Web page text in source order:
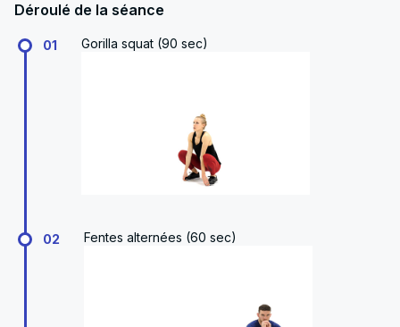
Déroulé de la séance
01 Gorilla squat (90 sec)
02 Fentes alternées (60 sec)